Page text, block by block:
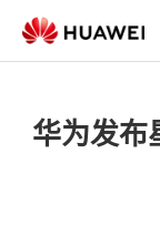
华为发布